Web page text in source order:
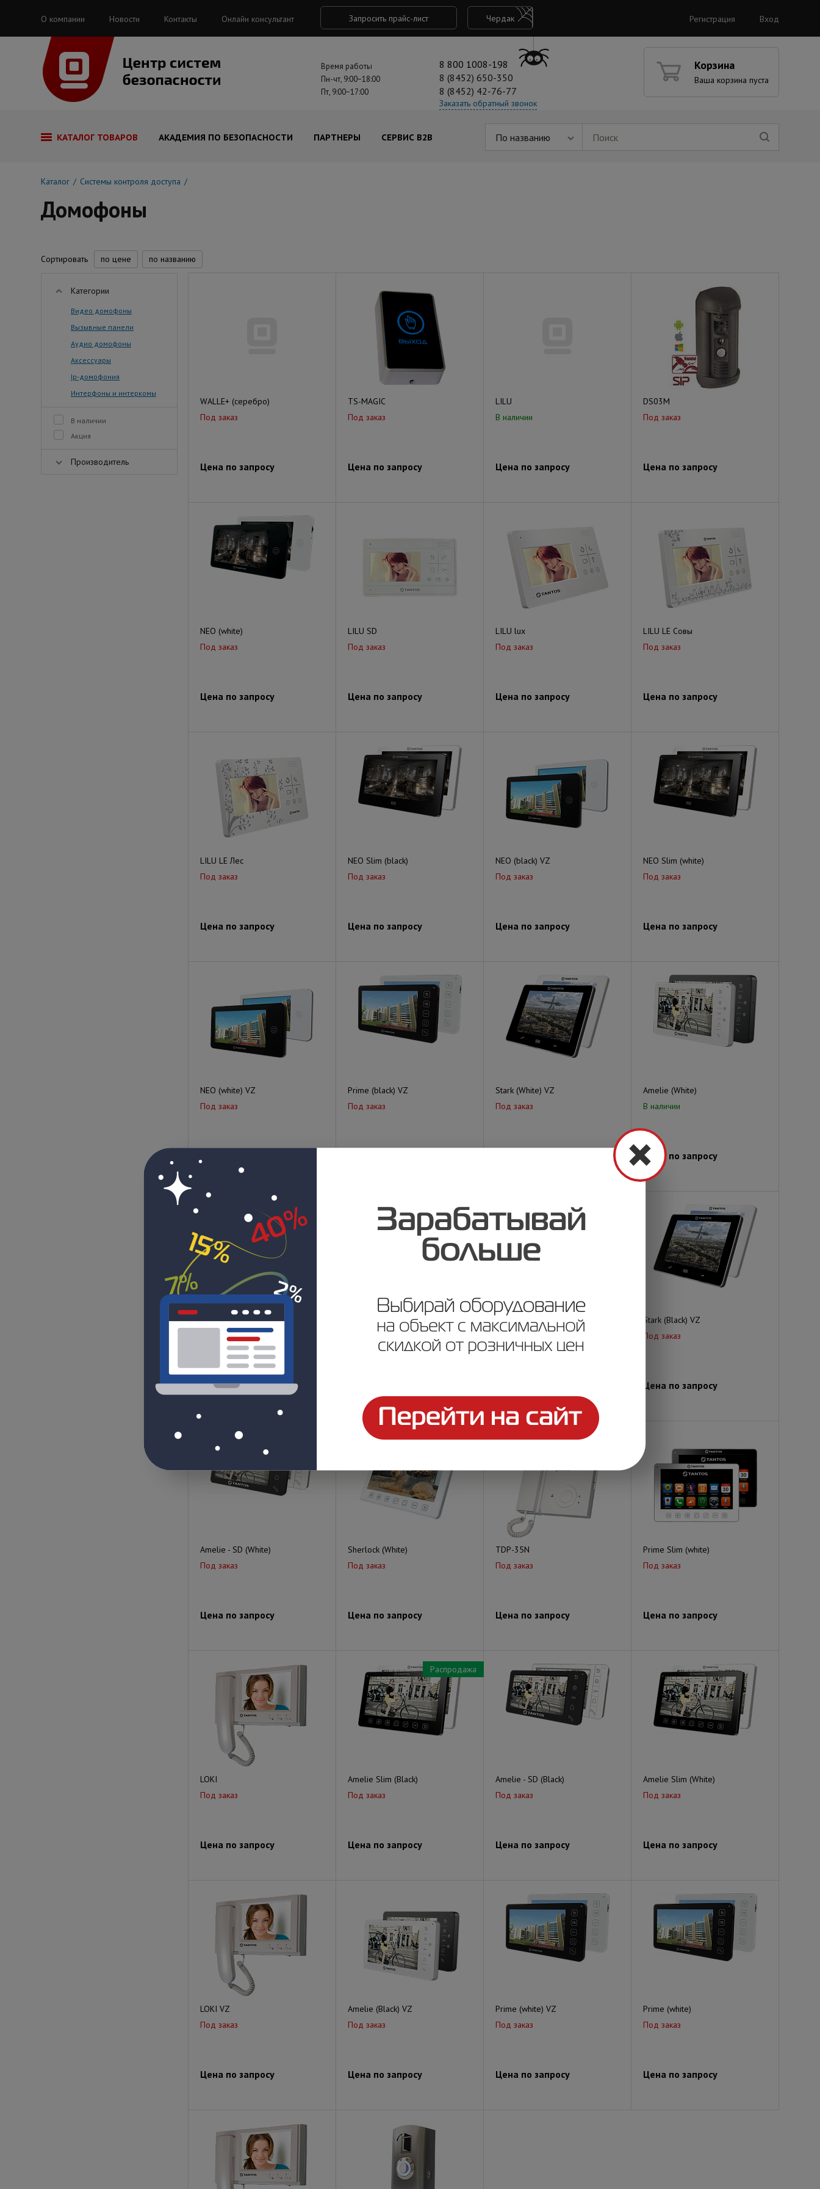
О компании Новости Контакты Онлайн консультант Запросить прайс-лист Чердак Регистрация Вход
Время работы
Пн-чт, 9:00−18:00
Пт, 9:00−17:00
8 800 1008-198
8 (8452) 650-350
8 (8452) 42-76-77
Заказать обратный звонок
Корзина
Ваша корзина пуста
КАТАЛОГ ТОВАРОВ АКАДЕМИЯ ПО БЕЗОПАСНОСТИ ПАРТНЕРЫ СЕРВИС B2B По названию
Каталог Системы контроля доступа
Домофоны
Сортировать по цене по названию
Категории
Видео домофоны
Вызывные панели
Аудио домофоны
Аксессуары
Ip-домофония
Интерфоны и интеркомы
В наличии
Акция
Производитель
WALLE+ (серебро)
Под заказ
Цена по запросу
TS-MAGIC
Под заказ
Цена по запросу
LILU
В наличии
Цена по запросу
DS03M
Под заказ
Цена по запросу
NEO (white)
Под заказ
Цена по запросу
LILU SD
Под заказ
Цена по запросу
LILU lux
Под заказ
Цена по запросу
LILU LE Совы
Под заказ
Цена по запросу
LILU LE Лес
Под заказ
Цена по запросу
NEO Slim (black)
Под заказ
Цена по запросу
NEO (black) VZ
Под заказ
Цена по запросу
NEO Slim (white)
Под заказ
Цена по запросу
NEO (white) VZ
Под заказ
Prime (black) VZ
Под заказ
Stark (White) VZ
Под заказ
Amelie (White)
В наличии
Цена по запросу
Распродажа
Violet (White)
Под заказ
Цена по запросу
Amelie (Black)
TDP-4HPC
Под заказ
Stark (Black) VZ
Под заказ
Цена по запросу
Amelie - SD (White)
Под заказ
Цена по запросу
Sherlock (White)
Под заказ
Цена по запросу
TDP-35N
Под заказ
Цена по запросу
Prime Slim (white)
Под заказ
Цена по запросу
LOKI
Под заказ
Цена по запросу
Распродажа
Amelie Slim (Black)
Под заказ
Цена по запросу
Amelie - SD (Black)
Под заказ
Цена по запросу
Amelie Slim (White)
Под заказ
Цена по запросу
LOKI VZ
Под заказ
Цена по запросу
Amelie (Black) VZ
Под заказ
Цена по запросу
Prime (white) VZ
Под заказ
Цена по запросу
Prime (white)
Под заказ
Цена по запросу